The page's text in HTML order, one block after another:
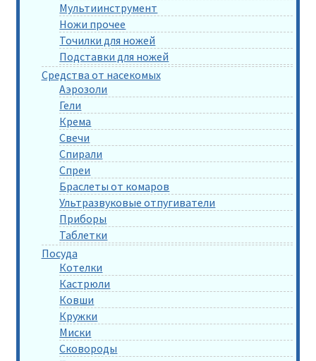
Мультиинструмент
Ножи прочее
Точилки для ножей
Подставки для ножей
Средства от насекомых
Аэрозоли
Гели
Крема
Свечи
Спирали
Спреи
Браслеты от комаров
Ультразвуковые отпугиватели
Приборы
Таблетки
Посуда
Котелки
Кастрюли
Ковши
Кружки
Миски
Сковороды